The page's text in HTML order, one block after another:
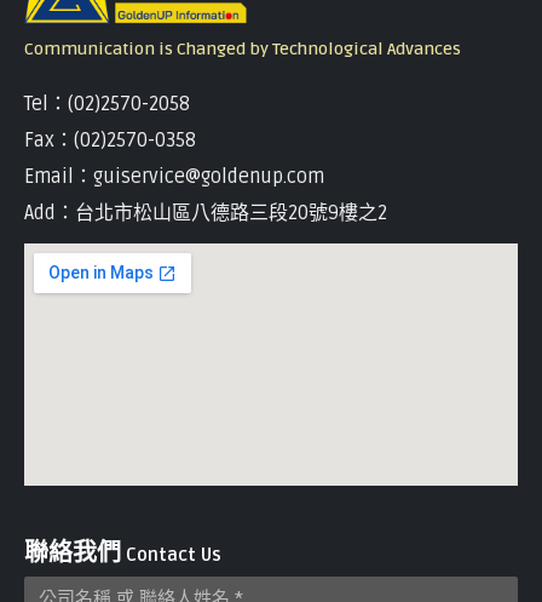
Communication is Changed by Technological Advances
Tel：(02)2570-2058
Fax：(02)2570-0358
Email：guiservice@goldenup.com
Add：台北市松山區八德路三段20號9樓之2
聯絡我們 Contact Us